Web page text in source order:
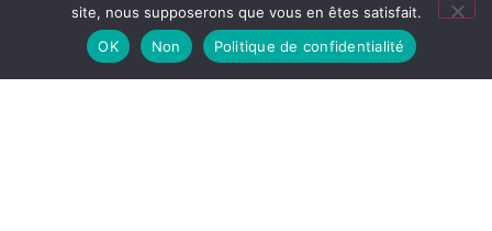
site, nous supposerons que vous en êtes satisfait.
OK
Non Politique de confidentialité